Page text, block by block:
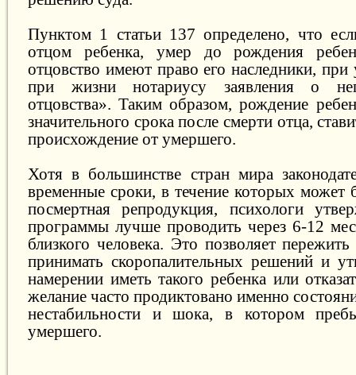
Пунктом 1 статьи 137 определено, что
отцом ребенка, умер до рождения
отцовство имеют право его наследники,
при жизни нотариусу заявления о
отцовства». Таким образом, рождение
значительного срока после смерти отца,
происхождение от умершего.
Хотя в большинстве стран мира
временные сроки, в течение которых может
посмертная репродукция, психологи
программы лучше проводить через 6-12
близкого человека. Это позволяет
принимать скоропалительных решений и
намерении иметь такого ребенка или
желание часто продиктовано именно
нестабильности и шока, в котором
умершего.